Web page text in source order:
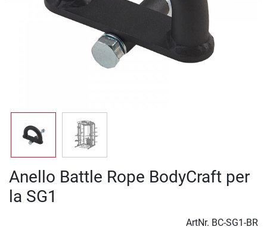
Anello Battle Rope BodyCraft per
la SG1
ArtNr. BC-SG1-BR